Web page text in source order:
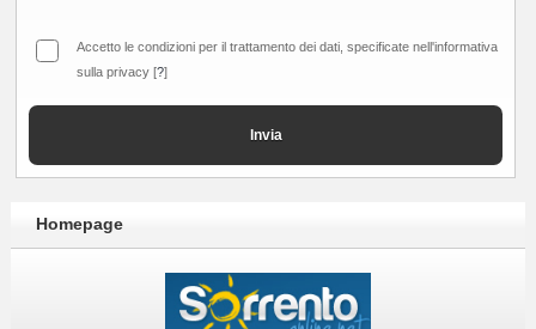
Homepage